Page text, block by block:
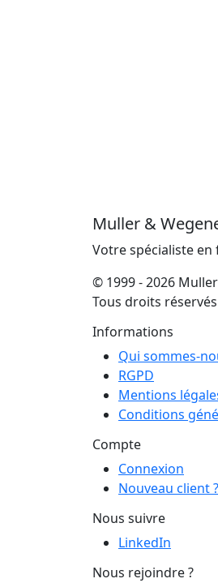
Muller &
Votre spécialiste
© 1999 - 2026
Tous droits réservés
Informations
Qui sommes-
RGPD
Mentions
Conditions
Compte
Connexion
Nouveau client ?
Nous suivre
LinkedIn
Nous rejoindre ?